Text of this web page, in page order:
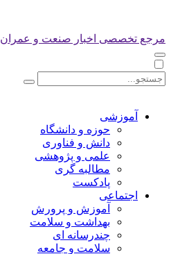
مرجع تخصصی اخبار صنعت و عمران
آموزشی
حوزه و دانشگاه
دانش و فناوری
علمی و پژوهشی
مطالبه گری
پادکست
اجتماعی
آموزش و پرورش
بهداشت و سلامت
چندرسانه ای
سلامت و جامعه